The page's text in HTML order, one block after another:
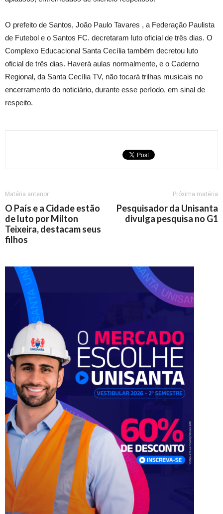
O prefeito de Santos, João Paulo Tavares , a Federação Paulista
de Futebol e o Santos FC. decretaram luto oficial de três dias. O
Complexo Educacional Santa Cecília também decretou luto
oficial de três dias. Haverá aulas normalmente, e o Caderno
Regional, da Santa Cecília TV, não tocará trilhas musicais no
encerramento do noticiário, durante esse período, em sinal de
respeito.
Matéria anterior
O País e a Cidade estão
de luto por Milton
Teixeira, destacam seus
filhos
Próxima matéria
Pesquisador da Unisanta
divulga pesquisa no G1